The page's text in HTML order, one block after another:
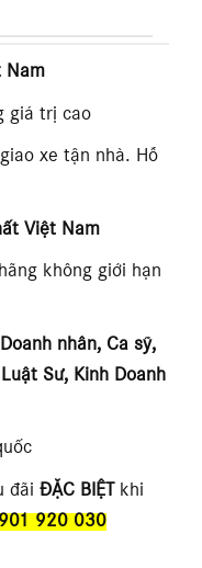
Nam
giá trị cao
xe tận nhà. Hỗ
Việt Nam
không giới hạn
Doanh nhân, Ca sỹ,
Sư, Kinh Doanh
đãi ĐẶC BIỆT
khi
920 030